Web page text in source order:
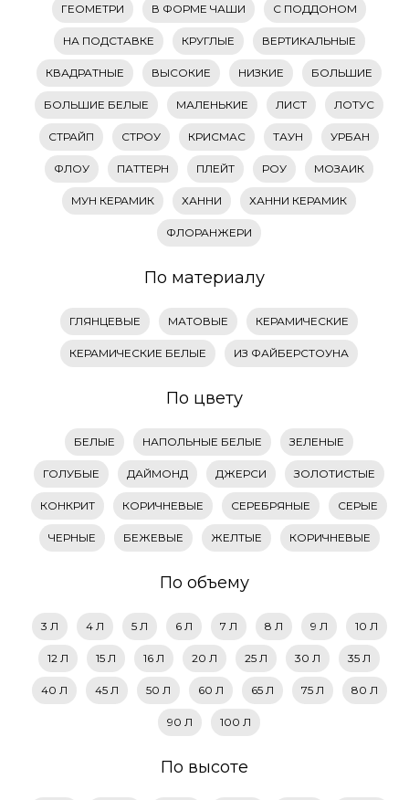
ГЕОМЕТРИ В ФОРМЕ ЧАШИ С ПОДДОНОМ
НА ПОДСТАВКЕ КРУГЛЫЕ ВЕРТИКАЛЬНЫЕ
КВАДРАТНЫЕ ВЫСОКИЕ НИЗКИЕ БОЛЬШИЕ
БОЛЬШИЕ БЕЛЫЕ МАЛЕНЬКИЕ ЛИСТ ЛОТУС
СТРАЙП СТРОУ КРИСМАС ТАУН УРБАН
ФЛОУ ПАТТЕРН ПЛЕЙТ РОУ МОЗАИК
МУН КЕРАМИК ХАННИ ХАННИ КЕРАМИК
ФЛОРАНЖЕРИ
По материалу
ГЛЯНЦЕВЫЕ МАТОВЫЕ КЕРАМИЧЕСКИЕ
КЕРАМИЧЕСКИЕ БЕЛЫЕ ИЗ ФАЙБЕРСТОУНА
По цвету
БЕЛЫЕ НАПОЛЬНЫЕ БЕЛЫЕ ЗЕЛЕНЫЕ
ГОЛУБЫЕ ДАЙМОНД ДЖЕРСИ ЗОЛОТИСТЫЕ
КОНКРИТ КОРИЧНЕВЫЕ СЕРЕБРЯНЫЕ СЕРЫЕ
ЧЕРНЫЕ БЕЖЕВЫЕ ЖЕЛТЫЕ КОРИЧНЕВЫЕ
По объему
3 Л 4 Л 5 Л 6 Л 7 Л 8 Л 9 Л 10 Л
12 Л 15 Л 16 Л 20 Л 25 Л 30 Л 35 Л
40 Л 45 Л 50 Л 60 Л 65 Л 75 Л 80 Л
90 Л 100 Л
По высоте